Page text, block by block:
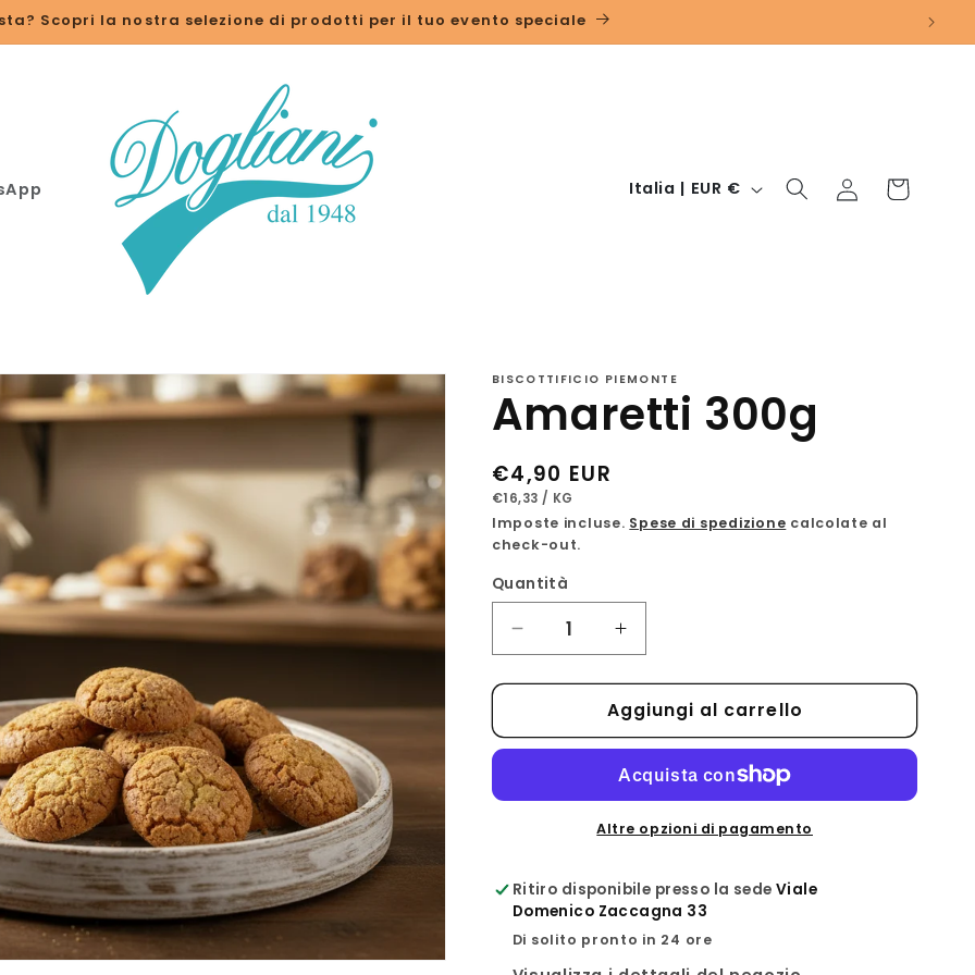
Scopri la nostra selezione di prodotti per il tuo evento speciale
P
A
r
g
g
r
a
f
i
c
a
Italia | EUR € Accedi Carrello
BISCOTTIFICIO PIEMONTE
Amaretti 300g
Prezzo
di
listino
€4,90 EUR
PREZZO
UNITARIO
€16,33 / PER
KG
Imposte incluse. Spese di spedizione calcolate al
check-out.
Quantità
Diminuisci
quantità
per
300g
Aumenta
quantità
per
Amaretti
300g
Aggiungi al carrello
Altre opzioni di pagamento
Ritiro disponibile presso la sedeViale
Domenico Zaccagna 33
Di solito pronto in 24 ore